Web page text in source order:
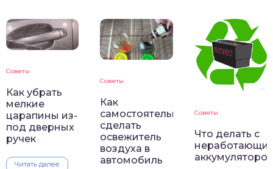
Советы
Как убрать
мелкие
царапины из-
под дверных
ручек
Читать далее
Советы
Как
самостоятельно
сделать
освежитель
воздуха в
автомобиль
Советы
Что делать с